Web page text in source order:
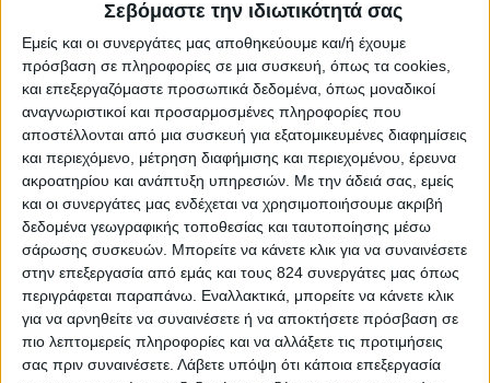
Σεβόμαστε την ιδιωτικότητά σας
Εμείς και οι συνεργάτες μας αποθηκεύουμε και/ή έχουμε
πρόσβαση σε πληροφορίες σε μια συσκευή, όπως τα cookies,
και επεξεργαζόμαστε προσωπικά δεδομένα, όπως μοναδικοί
αναγνωριστικοί και προσαρμοσμένες πληροφορίες που
αποστέλλονται από μια συσκευή για εξατομικευμένες διαφημίσεις
και περιεχόμενο, μέτρηση διαφήμισης και περιεχομένου, έρευνα
ακροατηρίου και ανάπτυξη υπηρεσιών. Με την άδειά σας, εμείς
και οι συνεργάτες μας ενδέχεται να χρησιμοποιήσουμε ακριβή
δεδομένα γεωγραφικής τοποθεσίας και ταυτοποίησης μέσω
σάρωσης συσκευών. Μπορείτε να κάνετε κλικ για να συναινέσετε
στην επεξεργασία από εμάς και τους 824 συνεργάτες μας όπως
περιγράφεται παραπάνω. Εναλλακτικά, μπορείτε να κάνετε κλικ
για να αρνηθείτε να συναινέσετε ή να αποκτήσετε πρόσβαση σε
πιο λεπτομερείς πληροφορίες και να αλλάξετε τις προτιμήσεις
σας πριν συναινέσετε. Λάβετε υπόψη ότι κάποια επεξεργασία
Περισσότερα